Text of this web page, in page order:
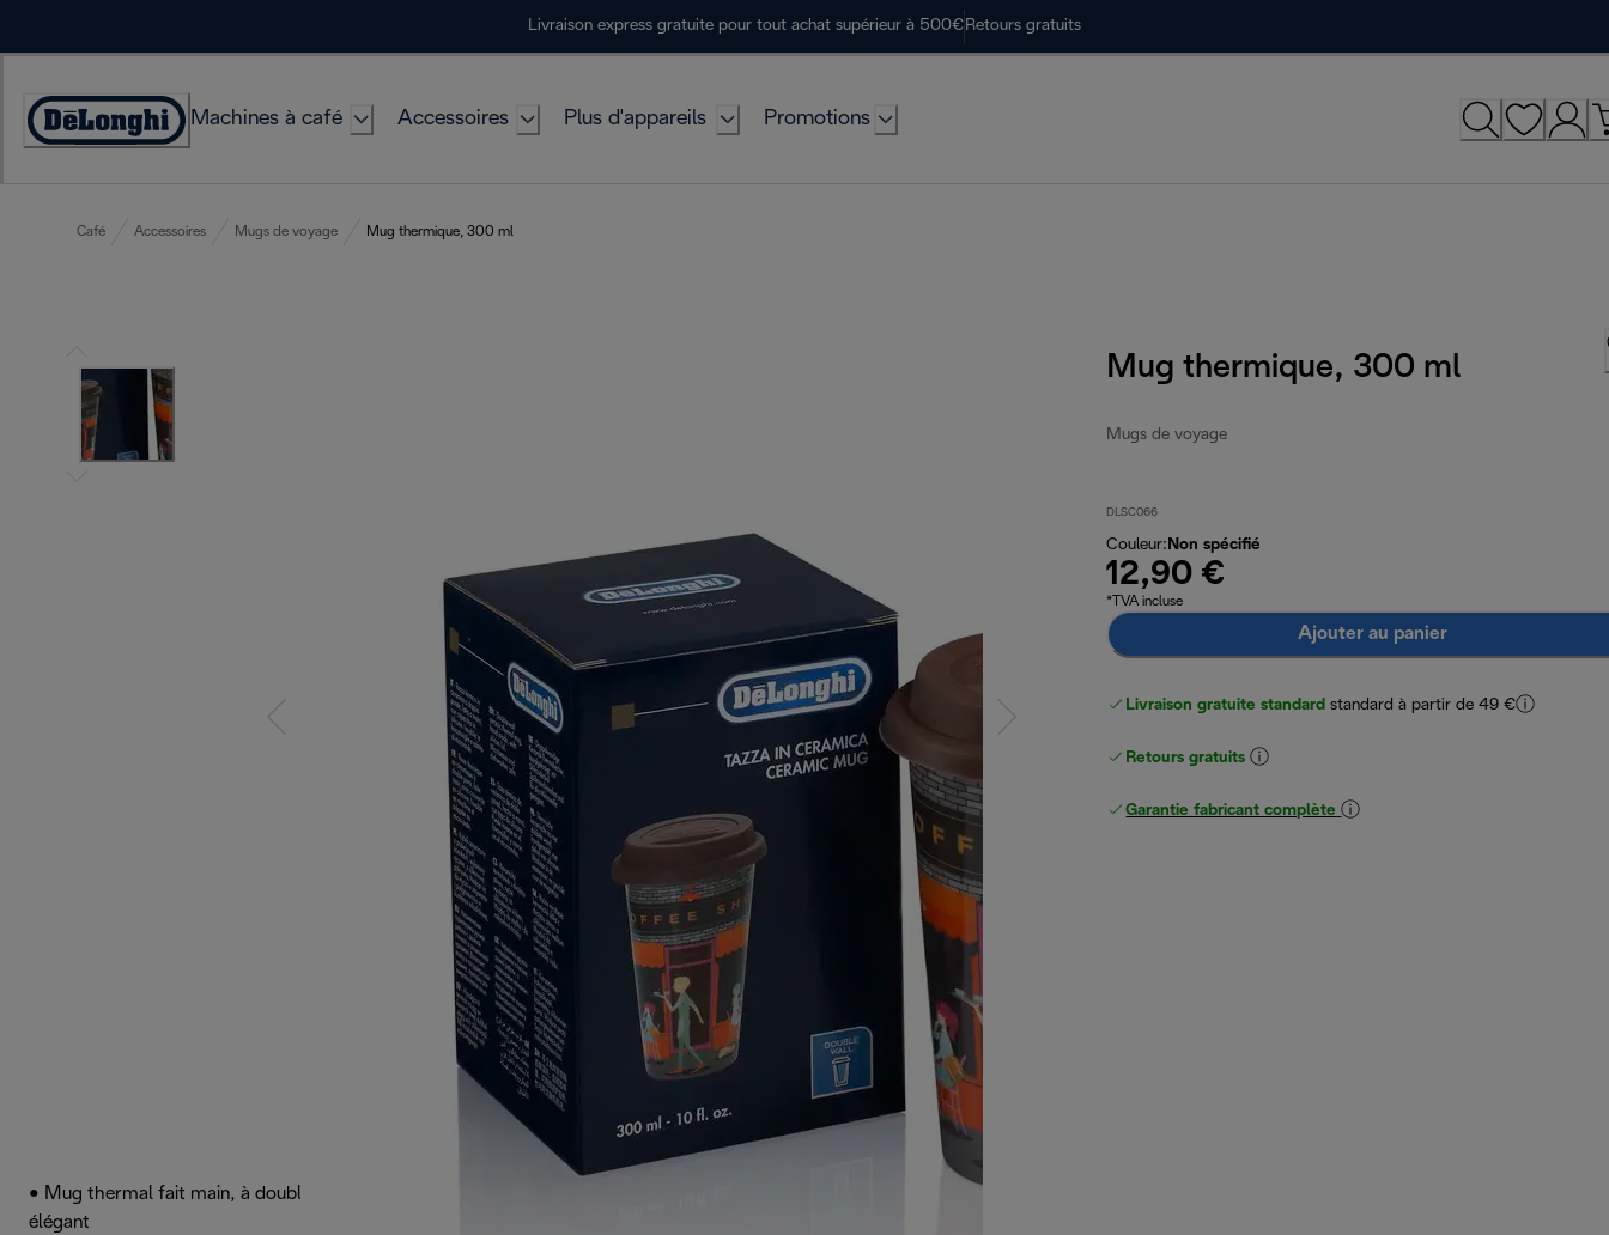
Livraison express gratuite pour tout achat supérieur à 500€ Retours gratuits
Déclaration
Machines à café Accessoires Plus d'appareils Promotions
Café Accessoires Mugs de voyage Mug thermique, 300 ml
Mug thermique, 300 ml
Mugs de voyage
DLSC066
Couleur: Non spécifié
12,90 €
*TVA incluse
Ajouter au panier
Livraison gratuite standard standard à partir de 49 €
Retours gratuits
Garantie fabricant complète
• Mug thermal fait main, à double paroi, et au design
élégant